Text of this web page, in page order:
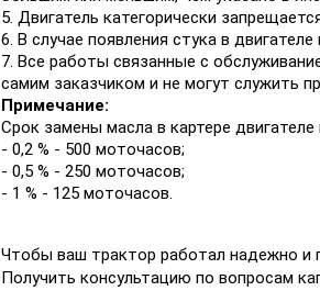
5. Двигатель категорически
6. В случае появления стука в
7. Все работы связанные с
самим заказчиком и не могут служить
Примечание:
Срок замены масла в картере
- 0,2 % - 500 моточасов;
- 0,5 % - 250 моточасов;
- 1 % - 125 моточасов.
Чтобы ваш трактор работал надежно и
Получить консультацию по вопросам